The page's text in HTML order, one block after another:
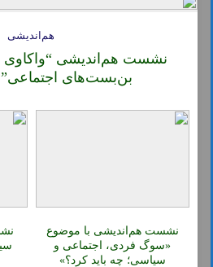
هم‌اندیشی
نشست هم‌اندیشی “واکاوی
بن‌بست‌های
نشست هم‌اندیشی با موضوع
«سوگ فردی، اجتماعی و
سیاسی؛ چه باید کرد؟»